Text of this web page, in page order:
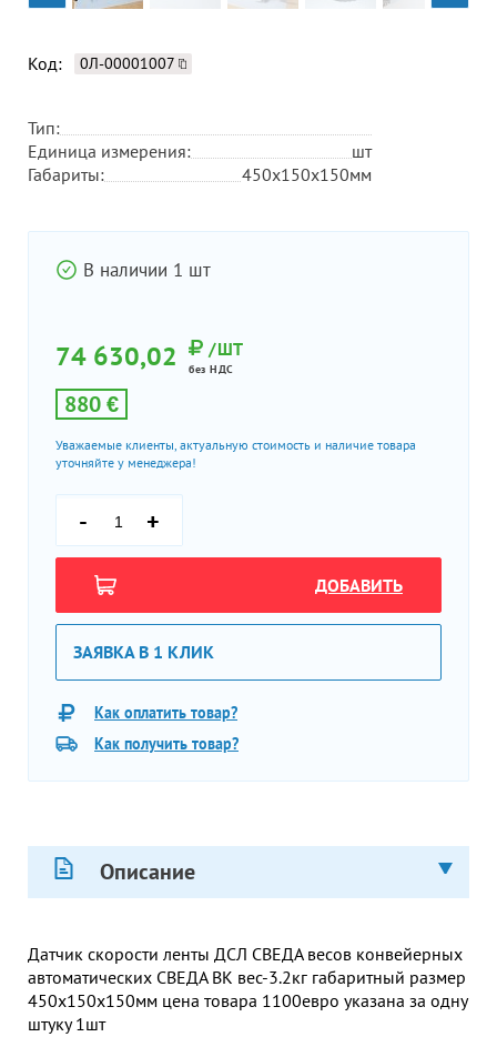
Код: 0Л-00001007
Тип:
Единица измерения:
шт
Габариты:
450х150х150мм
В наличии 1 шт
74 630,02 /ШТ
без НДС
880 €
Уважаемые клиенты, актуальную стоимость и наличие товара
уточняйте у менеджера!
- +
ДОБАВИТЬ
ЗАЯВКА В 1 КЛИК
Как оплатить товар?
Как получить товар?
Описание
Датчик скорости ленты ДСЛ СВЕДА весов конвейерных
автоматических СВЕДА ВК вес-3.2кг габаритный размер
450х150х150мм цена товара 1100евро указана за одну
штуку 1шт